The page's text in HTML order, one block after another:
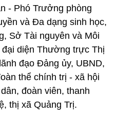
- Phó Trưởng phòng
và Đa dạng sinh học,
Sở Tài nguyên và Môi
diện Thường trực Thị
đạo Đảng ủy, UBND,
thể chính trị - xã hội
đoàn viên, thanh
thị xã Quảng Trị.